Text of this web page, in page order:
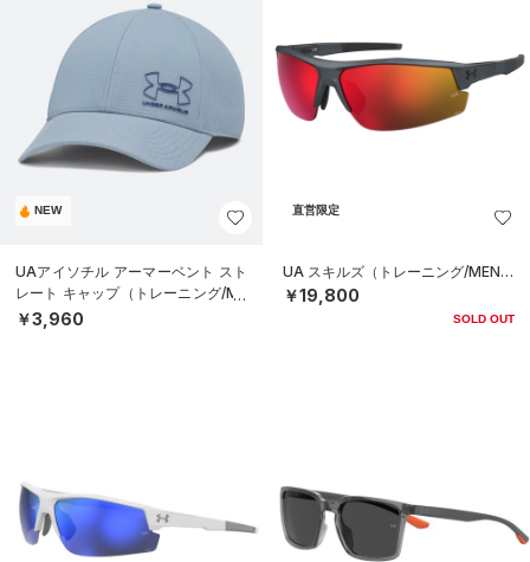
NEW
UAアイソチル アーマーベント スト
レート キャップ（トレーニング/ME
N）
￥3,960
直営限定
UA スキルズ（トレーニング/MEN）
￥19,800
SOLD OUT